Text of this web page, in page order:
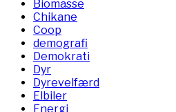
Biomasse
Chikane
Coop
demografi
Demokrati
Dyr
Dyrevelfærd
Elbiler
Energi